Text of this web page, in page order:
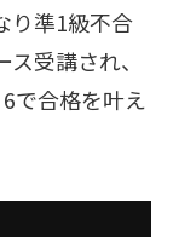
り準1級不合
受講され、
で合格を叶え